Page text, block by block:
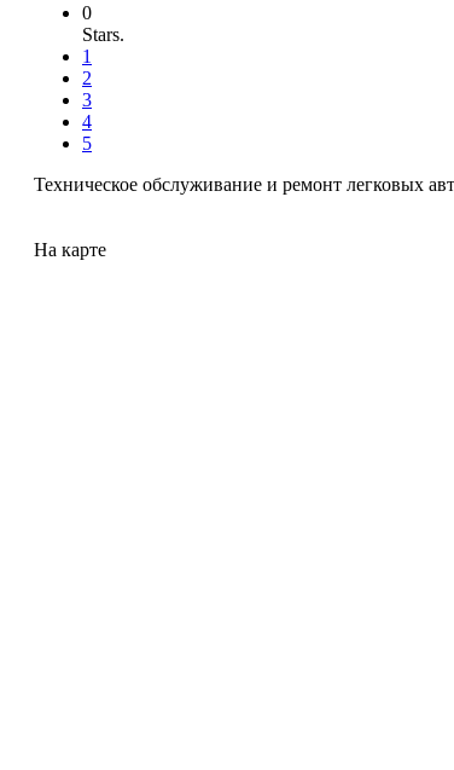
0
Stars.
1
2
3
4
5
Техническое обслуживание и ремонт легковых
На карте